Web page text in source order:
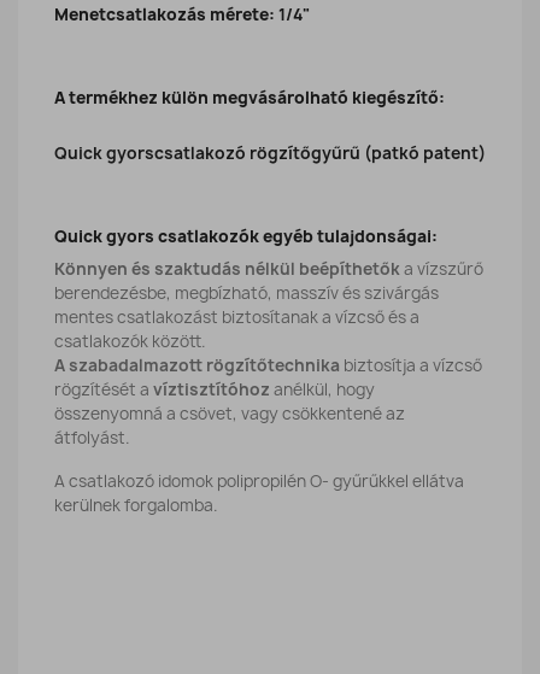
Menetcsatlakozás mérete: 1/4"
A termékhez külön megvásárolható kiegészítő:
Quick gyorscsatlakozó rögzítőgyűrű (patkó patent)
Quick gyors csatlakozók egyéb tulajdonságai:
Könnyen és szaktudás nélkül beépíthetőka vízszűrő
berendezésbe, megbízható, masszív és szivárgás
mentes csatlakozást biztosítanak a vízcső és a
csatlakozók között.
A szabadalmazott rögzítőtechnika biztosítja a vízcső
rögzítését a víztisztítóhoz anélkül, hogy
összenyomná a csövet, vagy csökkentené az
átfolyást.
A csatlakozó idomok polipropilén O- gyűrűkkel ellátva
kerülnek forgalomba.